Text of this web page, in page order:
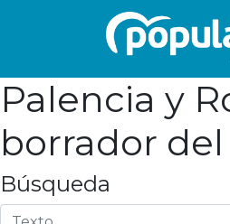
Palencia y
borrador
Búsqueda